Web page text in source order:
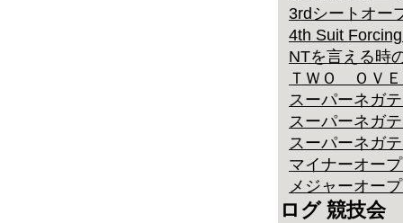
3rdシートオー
4th Suit
NTを言える時
ＴＷＯ ＯＶ
スーパーネガ
スーパーネガ
スーパーネガ
マイナーオー
メジャーオー
ログ 競技会